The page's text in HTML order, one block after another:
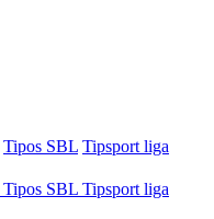
Tipos SBL Tipsport liga
Tipos SBL Tipsport liga